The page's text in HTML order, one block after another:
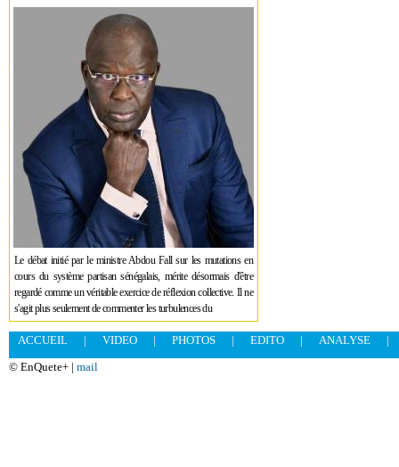
Le débat initié par le ministre Abdou Fall sur les mutations en
cours du système partisan sénégalais, mérite désormais d'être
regardé comme un véritable exercice de réflexion collective. Il ne
s'agit plus seulement de commenter les turbulences du
ACCUEIL | VIDEO | PHOTOS | EDITO | ANALYSE
|
© EnQuete+ | mail